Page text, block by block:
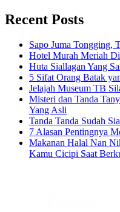
Recent Posts
Sapo Juma Tongging,
Hotel Murah Meriah
Huta Siallagan Yang
5 Sifat Orang Batak
Jelajah Museum TB
Misteri dan Tanda
Yang Asli
Tanda Tanda Sudah
7 Alasan Pentingnya
Makanan Halal Nan
Kamu Cicipi Saat